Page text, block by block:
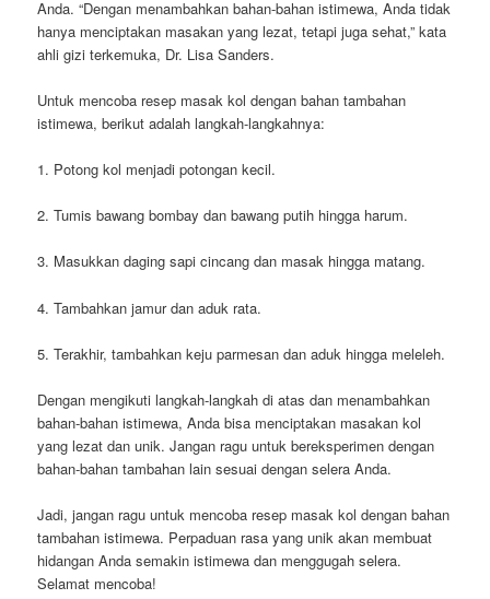
Anda. “Dengan menambahkan bahan-bahan istimewa, Anda tidak
hanya menciptakan masakan yang lezat, tetapi juga sehat,” kata
ahli gizi terkemuka, Dr. Lisa Sanders.
Untuk mencoba resep masak kol dengan bahan tambahan
istimewa, berikut adalah langkah-langkahnya:
1. Potong kol menjadi potongan kecil.
2. Tumis bawang bombay dan bawang putih hingga harum.
3. Masukkan daging sapi cincang dan masak hingga matang.
4. Tambahkan jamur dan aduk rata.
5. Terakhir, tambahkan keju parmesan dan aduk hingga meleleh.
Dengan mengikuti langkah-langkah di atas dan menambahkan
bahan-bahan istimewa, Anda bisa menciptakan masakan kol
yang lezat dan unik. Jangan ragu untuk bereksperimen dengan
bahan-bahan tambahan lain sesuai dengan selera Anda.
Jadi, jangan ragu untuk mencoba resep masak kol dengan bahan
tambahan istimewa. Perpaduan rasa yang unik akan membuat
hidangan Anda semakin istimewa dan menggugah selera.
Selamat mencoba!